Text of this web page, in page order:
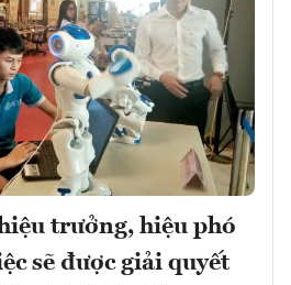
trưởng, hiệu phó
sẽ được giải quyết